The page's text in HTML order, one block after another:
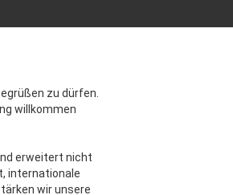
zu dürfen.
willkommen
erweitert nicht
internationale
wir unsere